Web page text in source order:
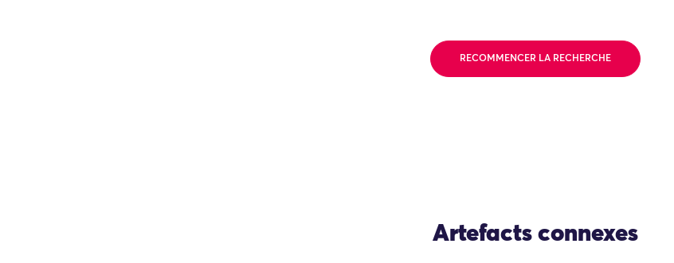
RECOMMENCER LA RECHERCHE
Artefacts connexes